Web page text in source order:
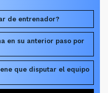
de entrenador?
en su anterior paso por
que disputar el equipo